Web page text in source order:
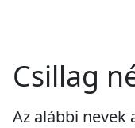
Csillag
Az alábbi nevek